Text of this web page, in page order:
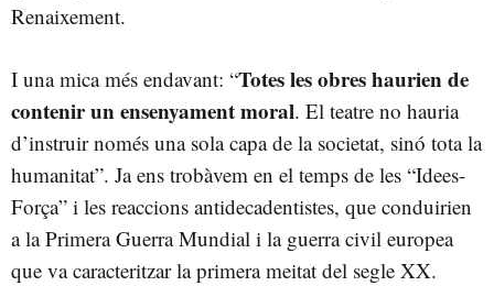
Renaixement.
I una mica més endavant: “Totes les obres haurien de
contenir un ensenyament moral. El teatre no hauria
d’instruir només una sola capa de la societat, sinó tota la
humanitat”. Ja ens trobàvem en el temps de les “Idees-
Força” i les reaccions antidecadentistes, que conduirien
a la Primera Guerra Mundial i la guerra civil europea
que va caracteritzar la primera meitat del segle XX.